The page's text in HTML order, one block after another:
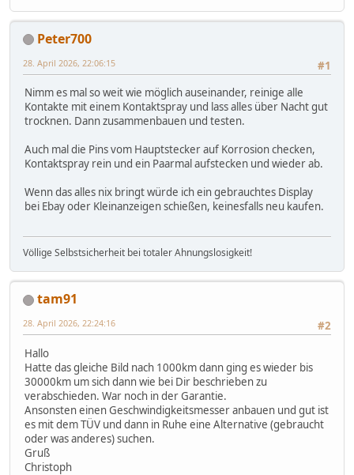
Peter700
#1
28. April 2026, 22:06:15
Nimm es mal so weit wie möglich auseinander, reinige alle
Kontakte mit einem Kontaktspray und lass alles über Nacht gut
trocknen. Dann zusammenbauen und testen.
Auch mal die Pins vom Hauptstecker auf Korrosion checken,
Kontaktspray rein und ein Paarmal aufstecken und wieder ab.
Wenn das alles nix bringt würde ich ein gebrauchtes Display
bei Ebay oder Kleinanzeigen schießen, keinesfalls neu kaufen.
Völlige Selbstsicherheit bei totaler Ahnungslosigkeit!
tam91
#2
28. April 2026, 22:24:16
Hallo
Hatte das gleiche Bild nach 1000km dann ging es wieder bis
30000km um sich dann wie bei Dir beschrieben zu
verabschieden. War noch in der Garantie.
Ansonsten einen Geschwindigkeitsmesser anbauen und gut ist
es mit dem TÜV und dann in Ruhe eine Alternative (gebraucht
oder was anderes) suchen.
Gruß
Christoph